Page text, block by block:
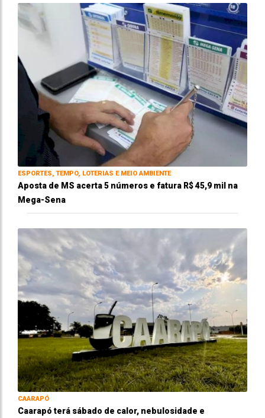
ESPORTES, TEMPO, LOTERIAS E MEIO AMBIENTE
Aposta de MS acerta 5 números e fatura R$ 45,9 mil na
Mega-Sena
CAARAPÓ
Caarapó terá sábado de calor, nebulosidade e